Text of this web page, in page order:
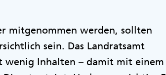
mitgenommen werden, sollten
sein. Das Landratsamt
wenig Inhalten – damit mit einem